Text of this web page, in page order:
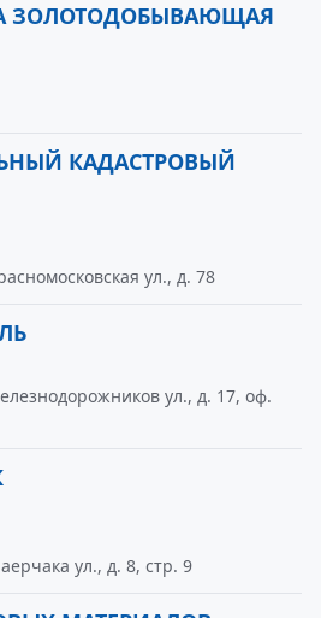
ЗОЛОТОДОБЫВАЮЩАЯ
КАДАСТРОВЫЙ
ул., д. 78
ул., д. 17, оф.
ул., д. 8, стр. 9